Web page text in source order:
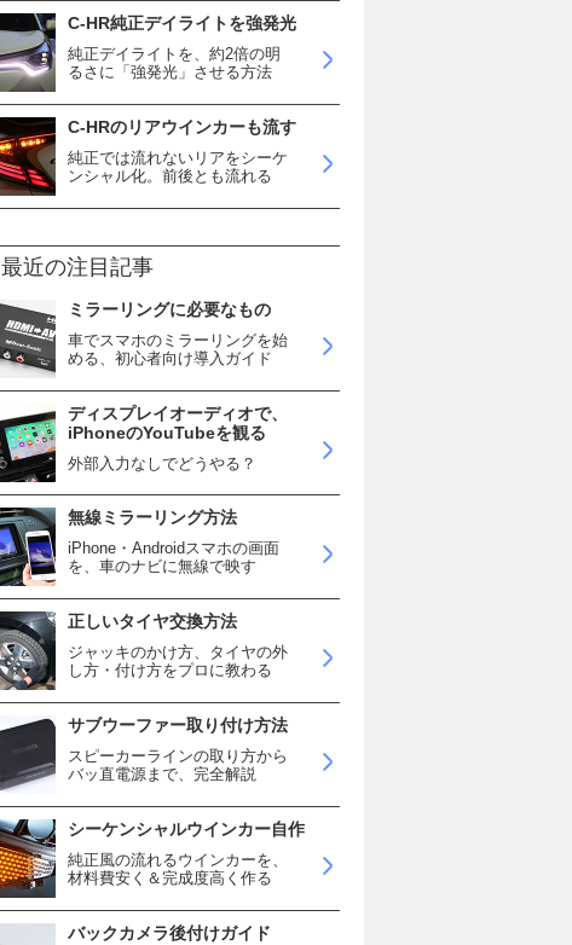
C-HR純正デイライトを強発光
純正デイライトを、約2倍の明
るさに「強発光」させる方法
C-HRのリアウインカーも流す
純正では流れないリアをシーケ
ンシャル化。前後とも流れる
最近の注目記事
ミラーリングに必要なもの
車でスマホのミラーリングを始
める、初心者向け導入ガイド
ディスプレイオーディオで、
iPhoneのYouTubeを観る
外部入力なしでどうやる？
無線ミラーリング方法
iPhone・Androidスマホの画面
を、車のナビに無線で映す
正しいタイヤ交換方法
ジャッキのかけ方、タイヤの外
し方・付け方をプロに教わる
サブウーファー取り付け方法
スピーカーラインの取り方から
バッ直電源まで、完全解説
シーケンシャルウインカー自作
純正風の流れるウインカーを、
材料費安く＆完成度高く作る
バックカメラ後付けガイド